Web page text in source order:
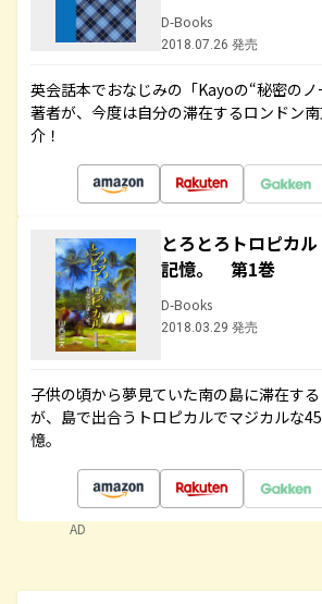
D-Books
2018.07.26 発売
英会話本でおなじみの「Kayoの“秘密のノ
著者が、今度は自分の滞在するロンドン
介！
とろとろトロピカ
記憶。 第1巻
D-Books
2018.03.29 発売
子供の頃から夢見ていた南の島に滞在す
が、島で出合うトロピカルでマジカルな
憶。
AD